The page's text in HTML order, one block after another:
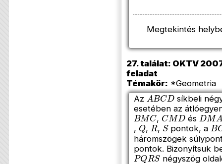
Megtekintés
27. találat: OKTV
feladat
Témakör: *Geometria
Az ABCD síkbeli
esetében az
BMC , CMDés DMA
, Q, R, Spontok, aB
háromszögek
pontok. Bizonyítsuk
PQRS négyszög